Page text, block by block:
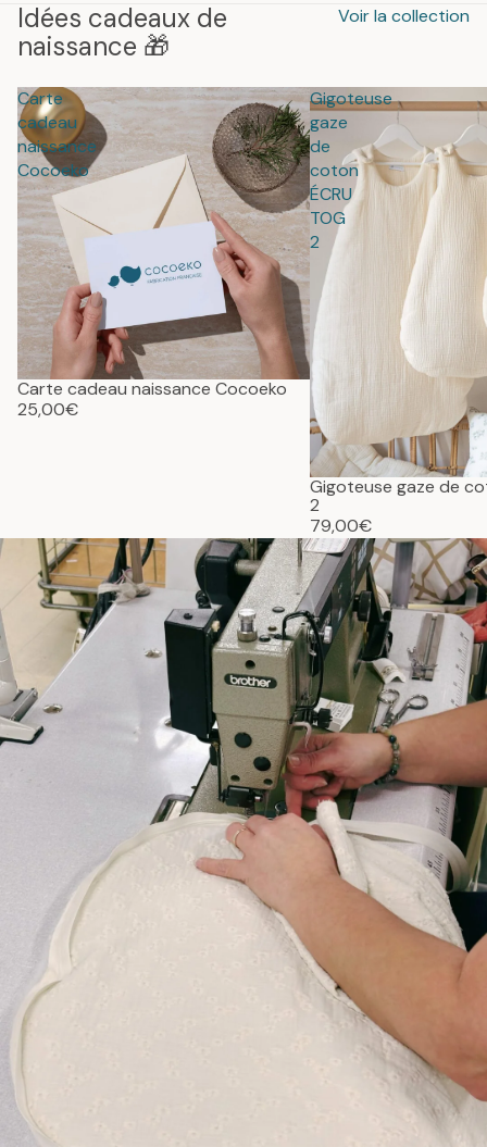
Idées cadeaux de
naissance 🎁
Voir la collection
Carte
cadeau
naissance
Cocoeko
Carte cadeau naissance Cocoeko
25,00€
Gigoteuse
gaze
de
coton
ÉCRU
TOG
2
Gigoteuse gaze de
2
79,00€